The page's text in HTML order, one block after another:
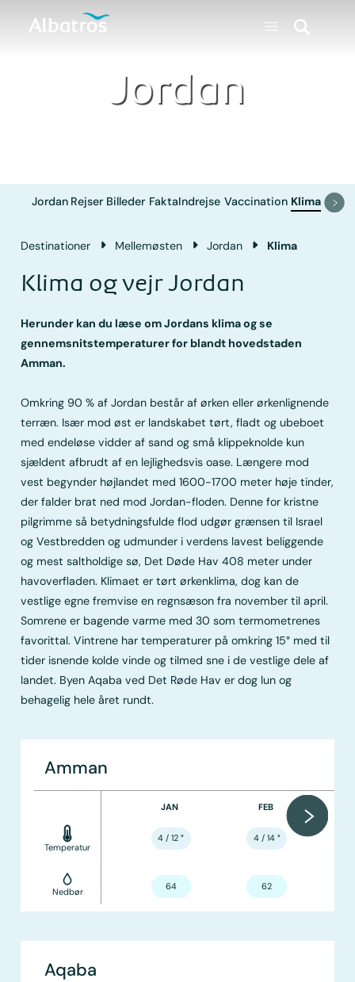
Jordan
Jordan Rejser Billeder FaktaIndrejse Vaccination Klima
Destinationer Mellemøsten Jordan Klima
Klima og vejr Jordan
Herunder kan du læse om Jordans klima og se
gennemsnitstemperaturer for blandt hovedstaden
Amman.
Omkring 90 % af Jordan består af ørken eller ørkenlignende
terræn. Især mod øst er landskabet tørt, fladt og ubeboet
med endeløse vidder af sand og små klippeknolde kun
sjældent afbrudt af en lejlighedsvis oase. Længere mod
vest begynder højlandet med 1600-1700 meter høje tinder,
der falder brat ned mod Jordan-floden. Denne for kristne
pilgrimme så betydningsfulde flod udgør grænsen til Israel
og Vestbredden og udmunder i verdens lavest beliggende
og mest saltholdige sø, Det Døde Hav 408 meter under
havoverfladen. Klimaet er tørt ørkenklima, dog kan de
vestlige egne fremvise en regnsæson fra november til april.
Somrene er bagende varme med 30 som termometrenes
favorittal. Vintrene har temperaturer på omkring 15° med til
tider isnende kolde vinde og tilmed sne i de vestlige dele af
landet. Byen Aqaba ved Det Røde Hav er dog lun og
behagelig hele året rundt.
Amman
Temperatur
Nedbør
JAN
4 / 12 °
64
FEB
4 / 14°
62
Aqaba